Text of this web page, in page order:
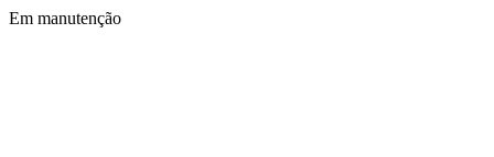
Em manutenção